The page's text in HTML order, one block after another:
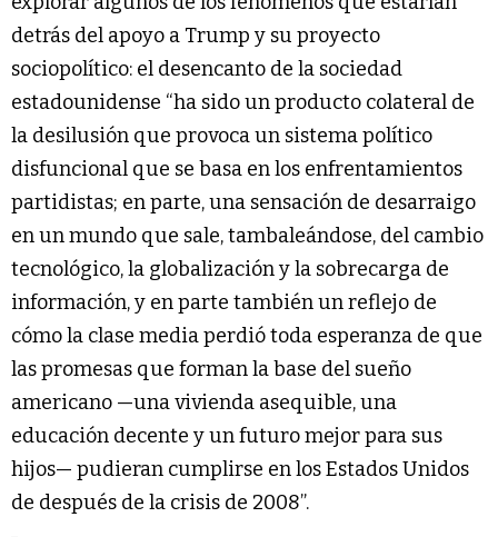
detrás del apoyo a Trump y su proyecto
sociopolítico: el desencanto de la sociedad
estadounidense “ha sido un producto colateral de
la desilusión que provoca un sistema político
disfuncional que se basa en los enfrentamientos
partidistas; en parte, una sensación de desarraigo
en un mundo que sale, tambaleándose, del cambio
tecnológico, la globalización y la sobrecarga de
información, y en parte también un reflejo de
cómo la clase media perdió toda esperanza de que
las promesas que forman la base del sueño
americano —una vivienda asequible, una
educación decente y un futuro mejor para sus
hijos— pudieran cumplirse en los Estados Unidos
de después de la crisis de 2008”.